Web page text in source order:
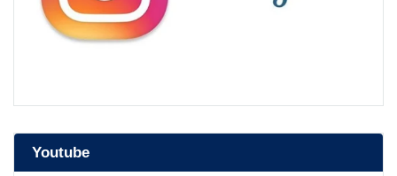
Youtube